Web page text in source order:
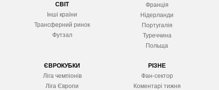
СВІТ
Інші країни
Трансферний ринок
Футзал
Франція
Нідерланди
Португалія
Туреччина
Польща
ЄВРОКУБКИ
Ліга чемпіонів
Ліга Європи
РІЗНЕ
Фан-сектор
Коментарі тижня